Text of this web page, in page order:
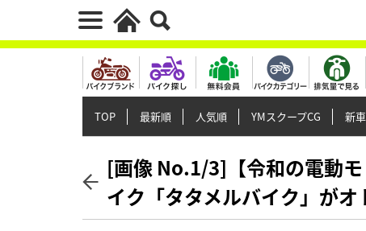
TOP 最新順 人気順 YMスクープCG 新
[画像 No.1/3]【令和の電動
イク「タタメルバイク」が